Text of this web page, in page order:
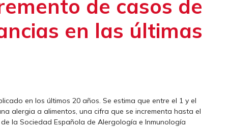
de casos de
en las últimas
en los últimos 20 años. Se estima que entre el 1 y el
alergia a alimentos, una cifra que se incrementa hasta el
la Sociedad Española de Alergología e Inmunología